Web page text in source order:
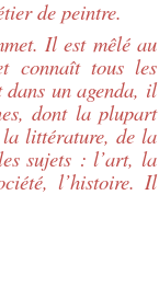
de peintre.
Il est mêlé au
connaît tous les
un agenda, il
dont la plupart
la littérature, de la
sujets : l’art, la
l’histoire. Il